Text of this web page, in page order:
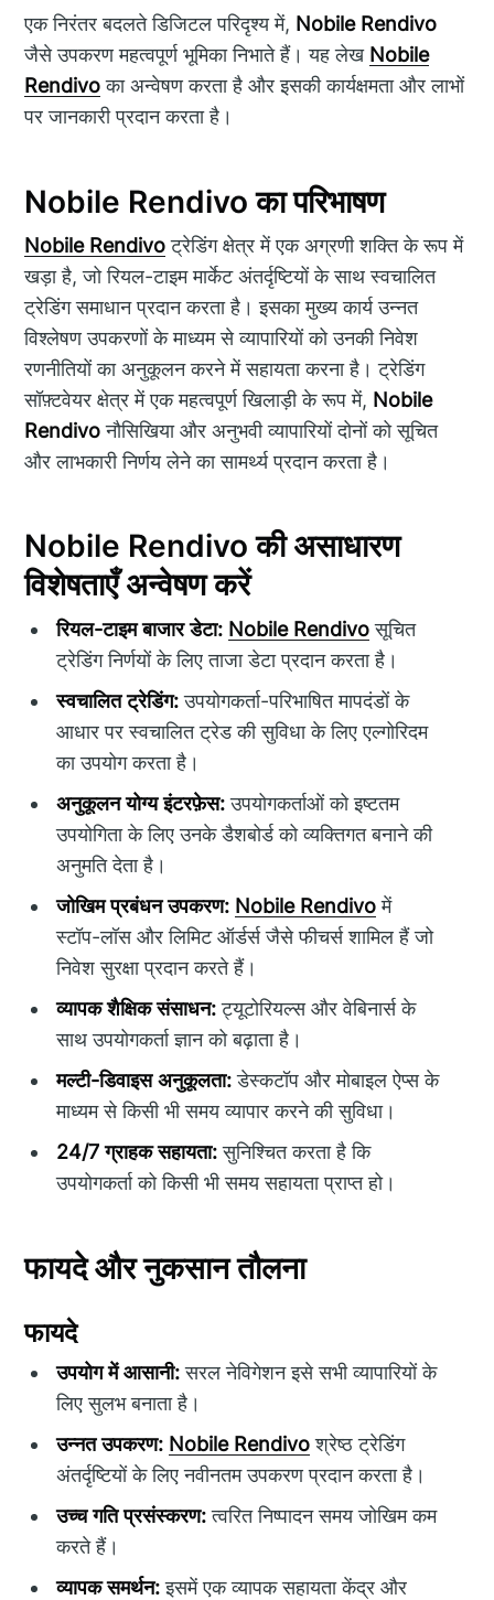
एक निरंतर बदलते डिजिटल परिदृश्य में, Nobile Rendivo
जैसे उपकरण महत्वपूर्ण भूमिका निभाते हैं। यह लेख Nobile
Rendivoका अन्वेषण करता है और इसकी कार्यक्षमता और लाभों
पर जानकारी प्रदान करता है।
Nobile Rendivo का परिभाषण
Nobile Rendivoट्रेडिंग क्षेत्र में एक अग्रणी शक्ति के रूप में
खड़ा है, जो रियल-टाइम मार्केट अंतर्दृष्टियों के साथ स्वचालित
ट्रेडिंग समाधान प्रदान करता है। इसका मुख्य कार्य उन्नत
विश्लेषण उपकरणों के माध्यम से व्यापारियों को उनकी निवेश
रणनीतियों का अनुकूलन करने में सहायता करना है। ट्रेडिंग
सॉफ़्टवेयर क्षेत्र में एक महत्वपूर्ण खिलाड़ी के रूप में, Nobile
Rendivoनौसिखिया और अनुभवी व्यापारियों दोनों को सूचित
और लाभकारी निर्णय लेने का सामर्थ्य प्रदान करता है।
Nobile Rendivo की असाधारण
विशेषताएँ अन्वेषण करें
रियल-टाइम बाजार डेटा: Nobile Rendivoसूचित
ट्रेडिंग निर्णयों के लिए ताजा डेटा प्रदान करता है।
स्वचालित ट्रेडिंग:उपयोगकर्ता-परिभाषित मापदंडों के
आधार पर स्वचालित ट्रेड की सुविधा के लिए एल्गोरिदम
का उपयोग करता है।
अनुकूलन योग्य इंटरफ़ेस:उपयोगकर्ताओं को इष्टतम
उपयोगिता के लिए उनके डैशबोर्ड को व्यक्तिगत बनाने की
अनुमति देता है।
जोखिम प्रबंधन उपकरण: Nobile Rendivoमें
स्टॉप-लॉस और लिमिट ऑर्डर्स जैसे फीचर्स शामिल हैं जो
निवेश सुरक्षा प्रदान करते हैं।
व्यापक शैक्षिक संसाधन:ट्यूटोरियल्स और वेबिनार्स के
साथ उपयोगकर्ता ज्ञान को बढ़ाता है।
मल्टी-डिवाइस अनुकूलता:डेस्कटॉप और मोबाइल ऐप्स के
माध्यम से किसी भी समय व्यापार करने की सुविधा।
24/7 ग्राहक सहायता:सुनिश्चित करता है कि
उपयोगकर्ता को किसी भी समय सहायता प्राप्त हो।
फायदे और नुकसान तौलना
फायदे
उपयोग में आसानी:सरल नेविगेशन इसे सभी व्यापारियों के
लिए सुलभ बनाता है।
उन्नत उपकरण: Nobile Rendivoश्रेष्ठ ट्रेडिंग
अंतर्दृष्टियों के लिए नवीनतम उपकरण प्रदान करता है।
उच्च गति प्रसंस्करण:त्वरित निष्पादन समय जोखिम कम
करते हैं।
व्यापक समर्थन:इसमें एक व्यापक सहायता केंद्र और